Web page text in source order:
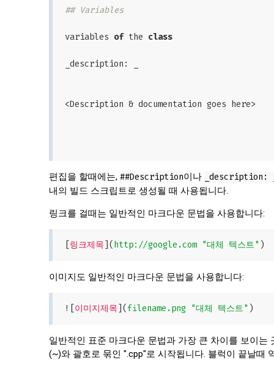
## Variables
variables of the class
_description: _
<Description & documentation goes here>
편집을 할때에는, ##Description이나 _description:
내의 빌드 스크립트로 생성될 때 사용됩니다.
링크를 걸때는 일반적인 마크다운 문법을 사용합니다:
[링크제목](http://google.com "대체 텍스트"
이미지도 일반적인 마크다운 문법을 사용합니다:
![이미지제목](filename.png "대체 텍스트"
일반적인 표준 마크다운 문법과 가장 큰 차이를 보이
(~)와 괄호로 묶인 ".cpp"로 시작됩니다. 블럭이 끝날때